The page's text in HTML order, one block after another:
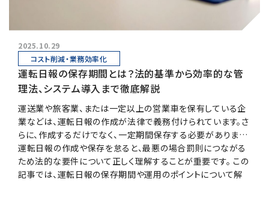
2025.10.29
コスト削減・業務効率化
運転日報の保存期間とは？法的基準から効率的な管
理法、システム導入まで徹底解説
運送業や旅客業、または一定以上の営業車を保有している企
業などは、運転日報の作成が法律で義務付けられています。さ
らに、作成するだけでなく、一定期間保存する必要があります。
運転日報の作成や保存を怠ると、最悪の場合罰則につながる
ため法的な要件について正しく理解することが重要です。 この
記事では、運転日報の保存期間や運用のポイントについて解